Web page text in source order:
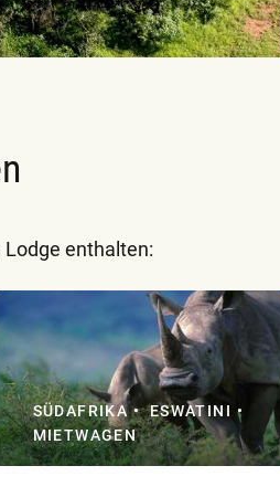
enthalten:
SÜDAFRIKA
ESWATINI
MIETWAGEN